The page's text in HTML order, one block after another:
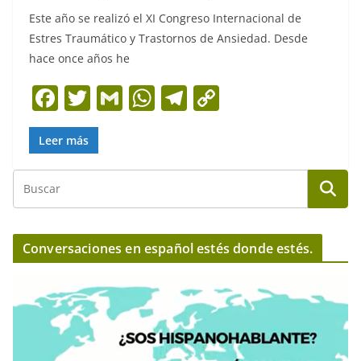
Este año se realizó el XI Congreso Internacional de
Estres Traumático y Trastornos de Ansiedad. Desde
hace once años he
F
a
c
e
b
o
o
T
w
itt
er
G
l
W
s
A
p
p
T
gr
a
m
y
Li
n
k
Leer más
Conversaciones en español estés donde estés.
e